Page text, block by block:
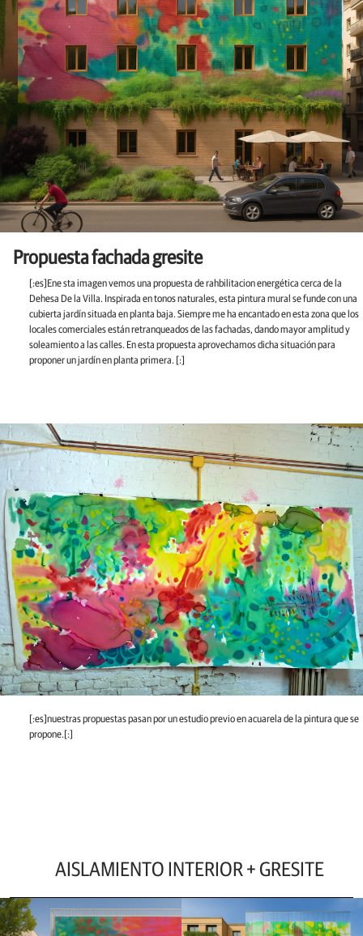
Propuesta fachada gresite
[:es]Ene sta imagen vemos una propuesta de rahbilitacion energética cerca de la
Dehesa De la Villa. Inspirada en tonos naturales, esta pintura mural se funde con una
cubierta jardín situada en planta baja. Siempre me ha encantado en esta zona que los
locales comerciales están retranqueados de las fachadas, dando mayor amplitud y
soleamiento a las calles. En esta propuesta aprovechamos dicha situación para
proponer un jardín en planta primera.
[:]
[:es]nuestras propuestas pasan por un estudio previo en acuarela de la pintura que se
propone.[:]
AISLAMIENTO INTERIOR + GRESITE
Ir